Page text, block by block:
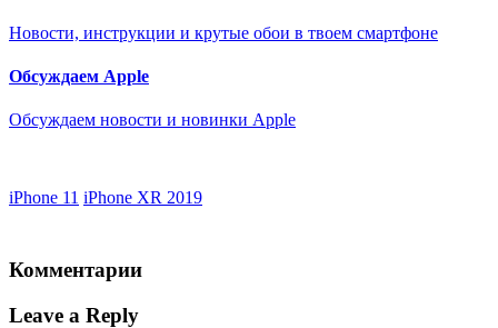
Новости, инструкции и крутые обои в твоем смартфоне
Обсуждаем Apple
Обсуждаем новости и новинки Apple
iPhone 11 iPhone XR 2019
Комментарии
Leave a Reply